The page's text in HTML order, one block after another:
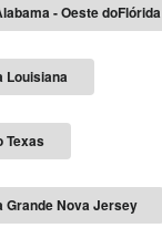
- Oeste doFlórida
Louisiana
Texas
Grande Nova Jersey